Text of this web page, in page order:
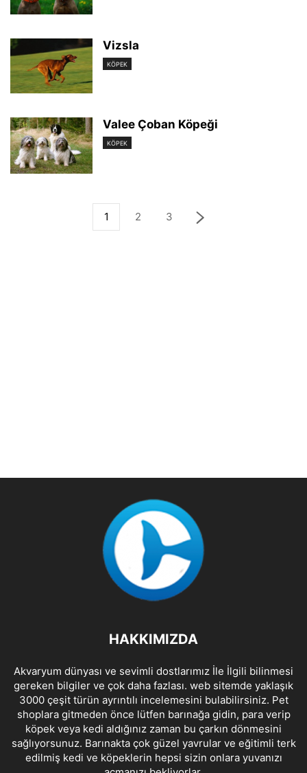
Vizsla
KÖPEK
Valee Çoban Köpeği
KÖPEK
1 2 3
HAKKIMIZDA
Akvaryum dünyası ve sevimli dostlarımız İle İlgili bilinmesi
gereken bilgiler ve çok daha fazlası. web sitemde yaklaşık
3000 çeşit türün ayrıntılı incelemesini bulabilirsiniz. Pet
shoplara gitmeden önce lütfen barınağa gidin, para verip
köpek veya kedi aldığınız zaman bu çarkın dönmesini
sağlıyorsunuz. Barınakta çok güzel yavrular ve eğitimli terk
edilmiş kedi ve köpeklerin hepsi sizin onlara yuvanızı